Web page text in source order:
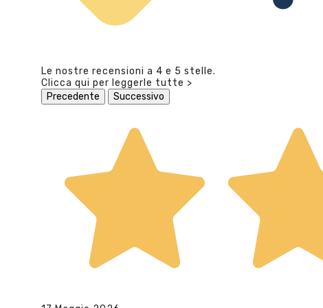
Le nostre recensioni a 4 e 5 stelle.
Clicca qui per leggerle tutte >
Precedente
Successivo